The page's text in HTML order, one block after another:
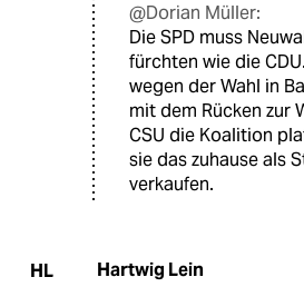
@Dorian Müller:
Die SPD muss
fürchten wie die
wegen der Wahl in
mit dem Rücken zur
CSU die Koalition
sie das zuhause als
verkaufen.
HL Hartwig Lein